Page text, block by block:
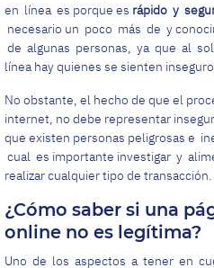
en línea es porque es rápido y
necesario un poco más de y
de algunas personas, ya que al
línea hay quienes se sienten
No obstante, el hecho de que el
internet, no debe representar
que existen personas peligrosas e
cual es importante investigar y
realizar cualquier tipo de transacción.
¿Cómo saber si una
online no es legítima?
Uno de los aspectos a tener en